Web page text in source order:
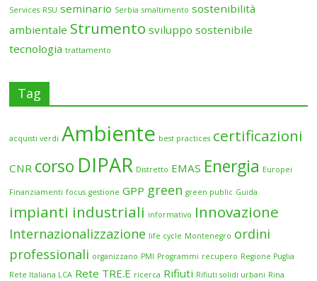
Services RSU seminario Serbia smaltimento sostenibilità
ambientale Strumento sviluppo sostenibile
tecnologia trattamento
Tag
acquisti verdi Ambiente best practices certificazioni
CNR corso DIPAR Distretto EMAS Energia Europei
Finanziamenti focus gestione GPP green green public Guida
impianti industriali informativo Innovazione
Internazionalizzazione life cycle Montenegro ordini
professionali organizzano PMI Programmi recupero Regione Puglia
Rete Italiana LCA Rete TRE.E ricerca Rifiuti Rifiuti solidi urbani Rina